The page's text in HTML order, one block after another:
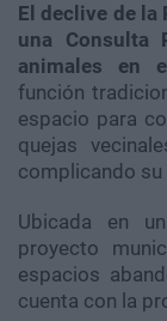
El declive de la
una Consulta
animales en
función
espacio para
quejas
complicando su
Ubicada en
proyecto
espacios
cuenta con la